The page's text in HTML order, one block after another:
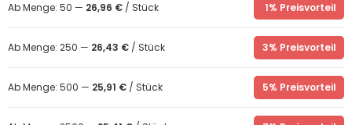
Ab Menge: 50 — 26,96 € / Stück 1% Preisvorteil
Ab Menge: 250 — 26,43 € / Stück 3% Preisvorteil
Ab Menge: 500 — 25,91 € / Stück 5% Preisvorteil